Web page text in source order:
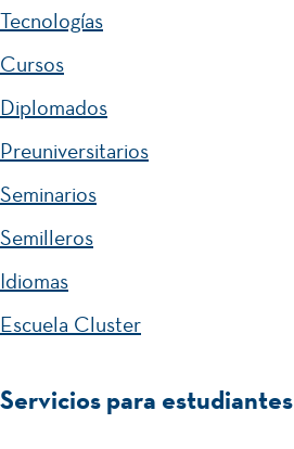
Tecnologías
Cursos
Diplomados
Preuniversitarios
Seminarios
Semilleros
Idiomas
Escuela Cluster
Servicios para estudiantes